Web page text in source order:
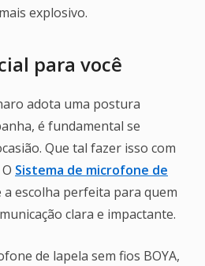
explosivo.
para você
adota uma postura
é fundamental se
Que tal fazer isso com
Sistema de microfone de
a escolha perfeita para quem
clara e impactante.
de lapela sem fios BOYA,